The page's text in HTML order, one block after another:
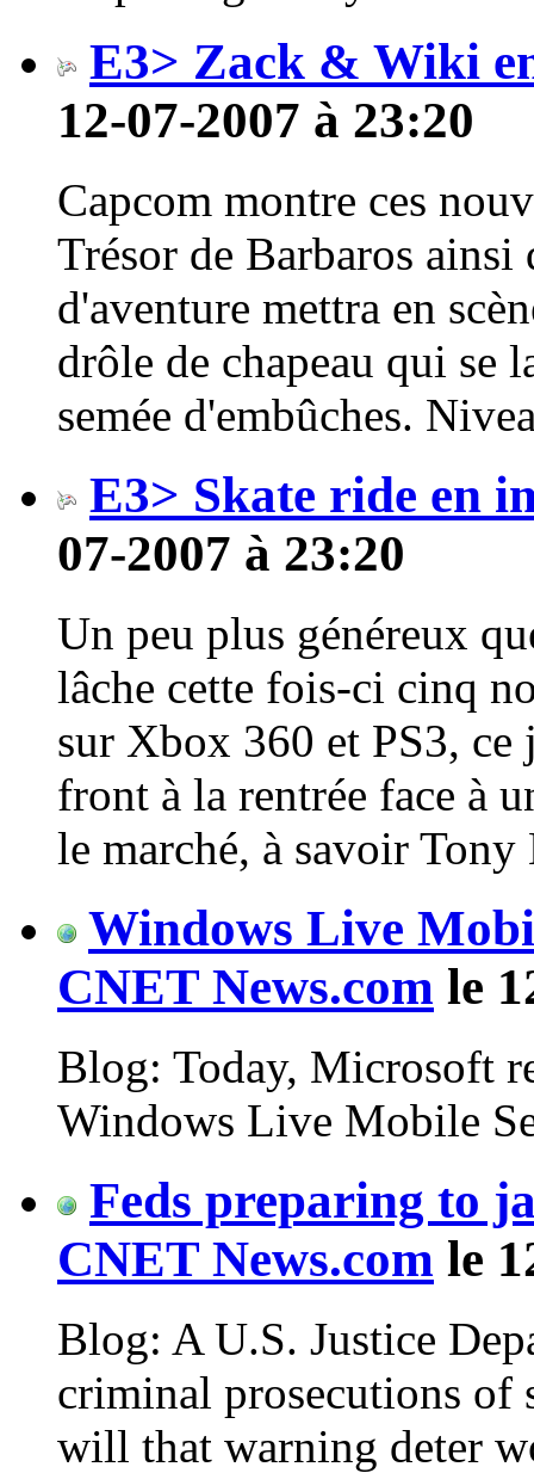
E3> Zack & Wiki
12-07-2007 à 23:20
Capcom montre ces
Trésor de Barbaros
d'aventure mettra en
drôle de chapeau qui se
semée d'embûches.
E3> Skate ride en
07-2007 à 23:20
Un peu plus généreux
lâche cette fois-ci cinq
sur Xbox 360 et PS3, ce
front à la rentrée face à
le marché, à savoir
Windows Live
CNET News.com le
Blog: Today, Microsoft
Windows Live Mobile
Feds preparing to
CNET News.com le
Blog: A U.S. Justice
criminal prosecutions of
will that warning deter